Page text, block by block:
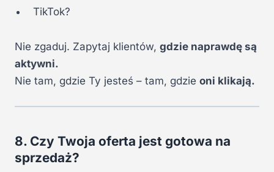
TikTok?
Nie zgaduj. Zapytaj klientów, gdzie naprawdę są
aktywni.
Nie tam, gdzie Ty jesteś – tam, gdzie oni klikają.
8. Czy Twoja oferta jest gotowa na
sprzedaż?